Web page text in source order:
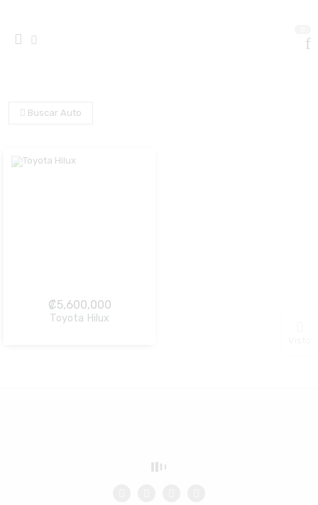
Buscar Auto
₡5,600,000
Toyota Hilux